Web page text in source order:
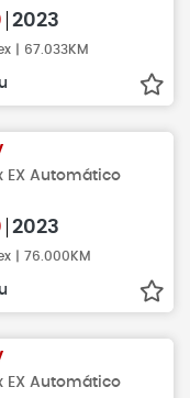
2023
| 67.033KM
EX Automático
2023
| 76.000KM
EX Automático